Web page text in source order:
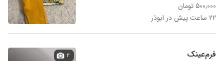
۵۰۰,۰۰۰ تومان
۲۲ ساعت پیش در ابوذر
فرم‌عینک ۲